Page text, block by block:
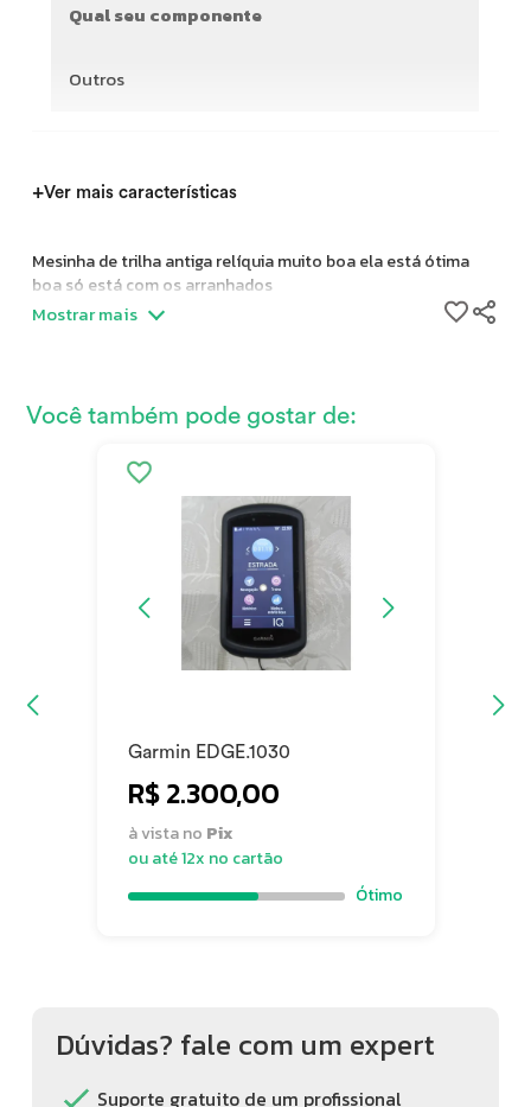
Qual seu componente
Outros
+Ver mais características
Mesinha de trilha antiga relíquia muito boa ela está ótima
boa só está com os arranhados
Mostrar mais
Você também pode gostar de:
Garmin EDGE.1030
R$ 2.300,00
à vista no Pix
ou até 12x no cartão
Ótimo
Dúvidas? fale com um expert
Suporte gratuito de um profissional